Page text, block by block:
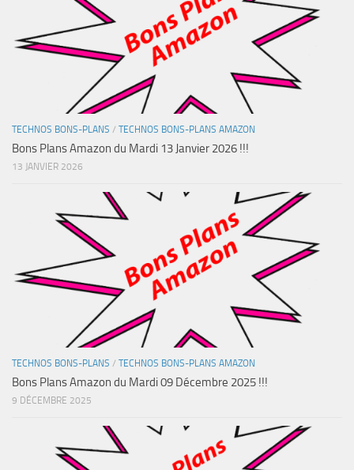
TECHNOS BONS-PLANS / TECHNOS BONS-PLANS AMAZON
Bons Plans Amazon du Mardi 13 Janvier 2026 !!!
13 JANVIER 2026
TECHNOS BONS-PLANS / TECHNOS BONS-PLANS AMAZON
Bons Plans Amazon du Mardi 09 Décembre 2025 !!!
9 DÉCEMBRE 2025